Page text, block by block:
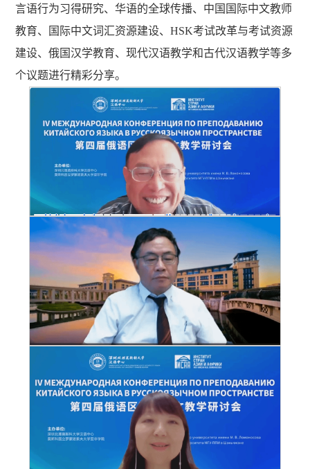
言语行为习得研究、华语的全球传播、中国国际中文教师
教育、国际中文词汇资源建设、HSK考试改革与考试资源
建设、俄国汉学教育、现代汉语教学和古代汉语教学等多
个议题进行精彩分享。